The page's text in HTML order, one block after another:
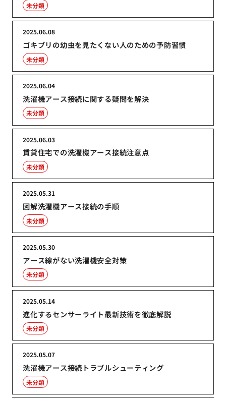
未分類
ゴキブリの幼虫を見たくない人のための予防習慣
2025.06.08
未分類
洗濯機アース接続に関する疑問を解決
2025.06.04
未分類
賃貸住宅での洗濯機アース接続注意点
2025.06.03
未分類
図解洗濯機アース接続の手順
2025.05.31
未分類
アース線がない洗濯機安全対策
2025.05.30
未分類
進化するセンサーライト最新技術を徹底解説
2025.05.14
未分類
洗濯機アース接続トラブルシューティング
2025.05.07
未分類